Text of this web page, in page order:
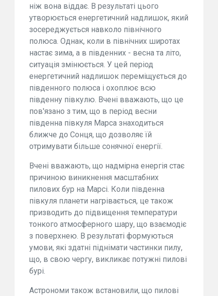
ніж вона віддає. В результаті цього
утворюється енергетичний надлишок, який
зосереджується навколо північного
полюса. Однак, коли в північних широтах
настає зима, а в південних - весна та літо,
ситуація змінюється. У цей період
енергетичний надлишок переміщується до
південного полюса і охоплює всю
південну півкулю. Вчені вважають, що це
пов'язано з тим, що в період весни
південна півкуля Марса знаходиться
ближче до Сонця, що дозволяє їй
отримувати більше сонячної енергії.
Вчені вважають, що надмірна енергія стає
причиною виникнення масштабних
пилових бур на Марсі. Коли південна
півкуля планети нагрівається, це також
призводить до підвищення температури
тонкого атмосферного шару, що взаємодіє
з поверхнею. В результаті формуються
умови, які здатні піднімати частинки пилу,
що, в свою чергу, викликає потужні пилові
бурі.
Астрономи також встановили, що пилові